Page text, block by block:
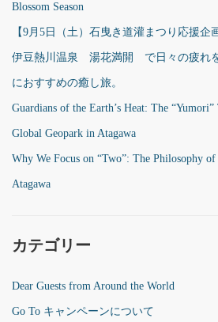
Blossom Season
【9月5日（土）石曳き道灌まつり応援企
伊豆熱川温泉 湯花満開 で日々の疲れ
におすすめの癒し旅。
Guardians of the Earth’s Heat: The
Global Geopark in Atagawa
Why We Focus on “Two”: The Philosophy
Atagawa
カテゴリー
Dear Guests from Around the World
Go To キャンペーンについて